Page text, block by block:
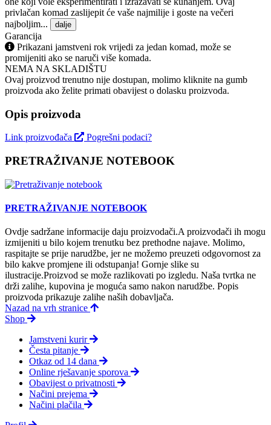
privlačan komad zaslijepit će vaše najmilije i goste na večeri
najboljim...
dalje
Garancija
Prikazani jamstveni rok vrijedi za jedan komad, može se
promijeniti ako se naruči više komada.
NEMA NA SKLADIŠTU
Ovaj proizvod trenutno nije dostupan, molimo kliknite na gumb
proizvoda ako želite primati obavijest o dolasku proizvoda.
Opis proizvoda
Link proizvođača Pogrešni podaci?
PRETRAŽIVANJE NOTEBOOK
PRETRAŽIVANJE NOTEBOOK
Ovdje sadržane informacije daju proizvodači.A proizvodači ih mogu
izmijeniti u bilo kojem trenutku bez prethodne najave. Molimo,
raspitajte se prije narudžbe, jer ne možemo preuzeti odgovornost za
bilo kakve promjene ili odstupanja! Gornje slike su
ilustracije.Proizvod se može razlikovati po izgledu. Naša tvrtka ne
drži zalihe, kupovina je moguća samo nakon narudžbe. Popis
proizvoda prikazuje zalihe naših dobavljača.
Nazad na vrh stranice
Shop
Jamstveni kurir
Česta pitanje
Otkaz od 14 dana
Online rješavanje sporova
Obavijest o privatnosti
Načini prejema
Načini plačila